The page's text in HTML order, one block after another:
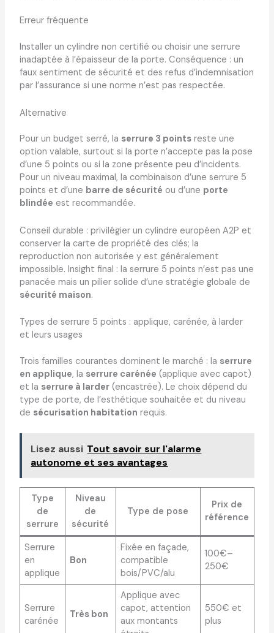
Erreur fréquente
Installer un cylindre non certifié ou choisir une serrure
inadaptée à l’épaisseur de la porte. Conséquence : un
faux sentiment de sécurité et des refus d’indemnisation
par l’assurance si une norme n’est pas respectée.
Alternative
Pour un budget serré, la serrure 3 pointsreste une
option valable, surtout si la porte n’accepte pas la pose
d’une 5 points ou si la zone présente peu d’incidents.
Pour un niveau maximal, la combinaison d’une serrure 5
points et d’une barre de sécurité ou d’une porte
blindée est recommandée.
Conseil durable : privilégier un cylindre européen A2P et
conserver la carte de propriété des clés; la
reproduction non autorisée y est généralement
impossible. Insight final : la serrure 5 points n’est pas une
panacée mais un pilier solide d’une stratégie globale de
sécurité maison.
Types de serrure 5 points : applique, carénée, à larder
et leurs usages
Trois familles courantes dominent le marché : la serrure
en applique, la serrure carénée (applique avec capot)
et la serrure à larder(encastrée). Le choix dépend du
type de porte, de l’esthétique souhaitée et du niveau
de sécurisation habitation requis.
Lisez aussi Tout savoir sur l'alarme
autonome et ses avantages
Type
de
serrure
Niveau
de
sécurité
Type de pose
Prix de
référence
Serrure
en
applique
Bon
Fixée en façade,
compatible
bois/PVC/alu
100€–
250€
Serrure
carénée
Très bon
Applique avec
capot, attention
aux montants
550€ et
plus